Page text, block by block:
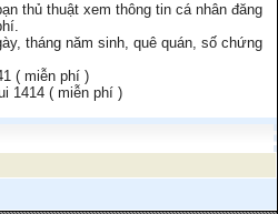
thủ thuật xem thông tin cá nhân đăng
tháng năm sinh, quê quán, số chứng
( miễn phí )
1414 ( miễn phí )